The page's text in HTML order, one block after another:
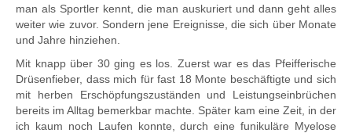
man als Sportler kennt, die man auskuriert und dann geht alles
weiter wie zuvor. Sondern jene Ereignisse, die sich über Monate
und Jahre hinziehen.
Mit knapp über 30 ging es los. Zuerst war es das Pfeifferische
Drüsenfieber, dass mich für fast 18 Monte beschäftigte und sich
mit herben Erschöpfungszuständen und Leistungseinbrüchen
bereits im Alltag bemerkbar machte. Später kam eine Zeit, in der
ich kaum noch Laufen konnte, durch eine funikuläre Myelose